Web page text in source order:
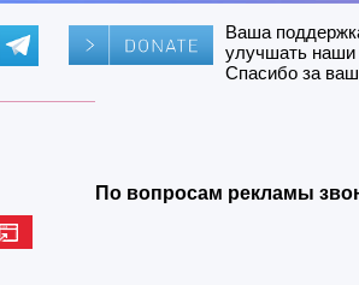
Ваша
улучшать наши
Спасибо за
По вопросам рекламы